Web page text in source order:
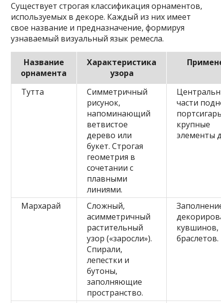
Существует строгая классификация орнаментов,
используемых в декоре. Каждый из них имеет
свое название и предназначение, формируя
узнаваемый визуальный язык ремесла.
Название
орнамента
Характеристика
узора
Тутта
Симметричный
рисунок,
напоминающий
ветвистое
дерево или
букет. Строгая
геометрия в
сочетании с
плавными
линиями.
части
крупные
элементы
Мархарай
Сложный,
асимметричный
растительный
узор («заросли»).
Спирали,
лепестки и
бутоны,
заполняющие
пространство.
кувшинов,
браслетов.